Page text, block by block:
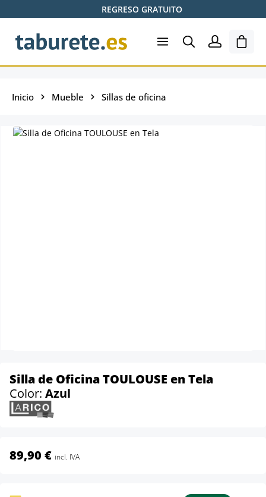
Saltar al contenido principalREGRESO GRATUITO
El
Inicio Mueble Sillas de oficina
Silla de Oficina TOULOUSE en Tela
Color: Azul
89,90 € incl. IVA